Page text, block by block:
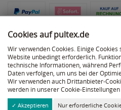
Versand
Cookies auf pultex.de
Wir verwenden Cookies. Einige
Website unbedingt erforderlich.
technische Informationen, während
Daten verfolgen, um uns bei der
Wir verwenden auch Drittanbieter-
werden in unserer Cookie-
✓ Akzeptieren Nur erforderliche